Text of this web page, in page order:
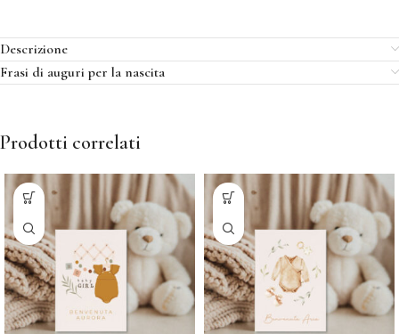
Descrizione
Frasi di auguri per la nascita
Prodotti correlati